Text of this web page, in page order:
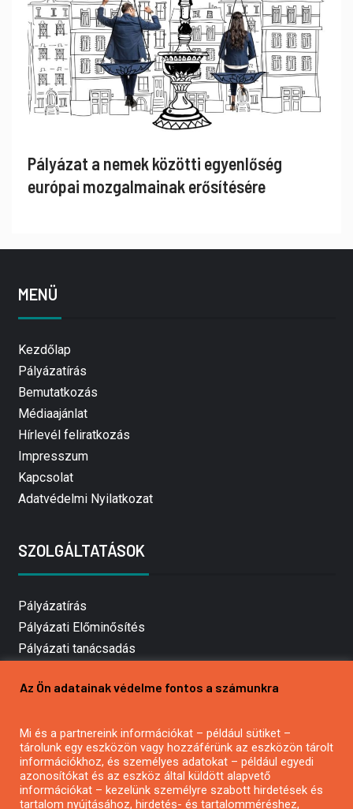
Pályázat a nemek közötti egyenlőség
európai mozgalmainak erősítésére
MENÜ
Kezdőlap
Pályázatírás
Bemutatkozás
Médiaajánlat
Hírlevél feliratkozás
Impresszum
Kapcsolat
Adatvédelmi Nyilatkozat
SZOLGÁLTATÁSOK
Pályázatírás
Pályázati Előminősítés
Pályázati tanácsadás
Mezőgazdasági pályázatírás
Pályázatírás civil szervezeteknek
Pályázatírás önkormányzatoknak
Pályázatfigyelés
Specifikus pályázatfigyelés vagy hírlevél
Az Ön adatainak védelme fontos a számunkra
Mi és a partnereink információkat – például sütiket –
tárolunk egy eszközön vagy hozzáférünk az eszközön tárolt
információkhoz, és személyes adatokat – például egyedi
azonosítókat és az eszköz által küldött alapvető
információkat – kezelünk személyre szabott hirdetések és
tartalom nyújtásához, hirdetés- és tartalomméréshez,